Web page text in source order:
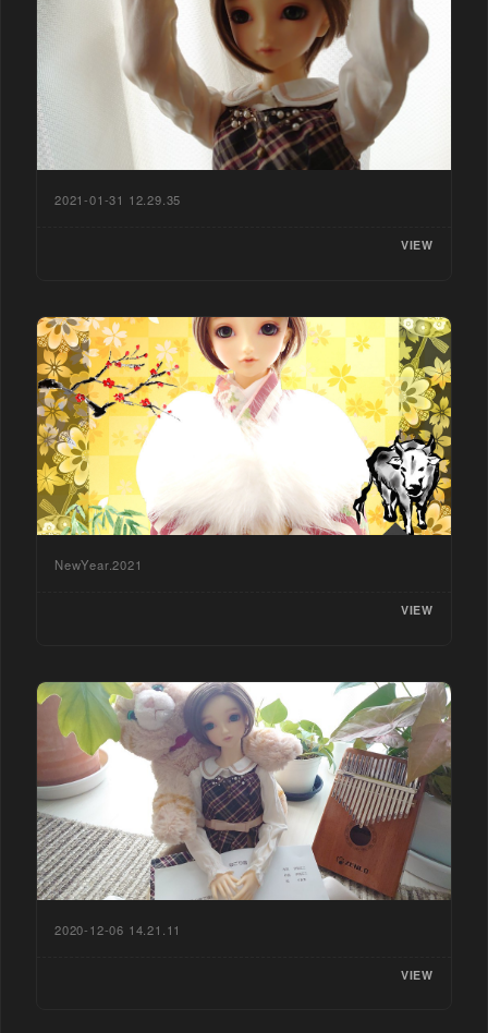
2021-01-31 12.29.35
VIEW
NewYear.2021
VIEW
2020-12-06 14.21.11
VIEW